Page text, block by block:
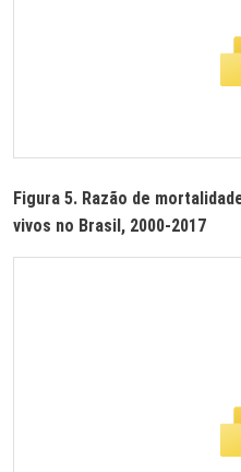
Figura 5. Razão de
vivos no Brasil, 2000-2017